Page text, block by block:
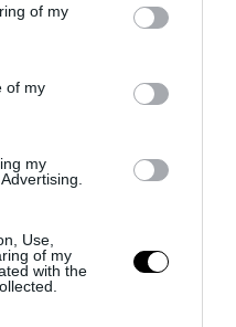
You may click to
its third-party tags to
purposes in below Google
of my
of my
my
Use,
of my
with the
πυρ μέσα σε
Κολομβία και
νεαρό ζευγάρι